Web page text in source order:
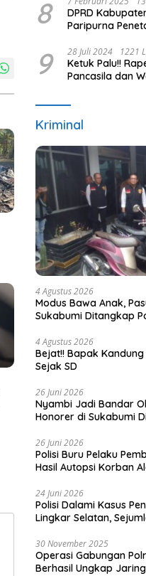
8
DPRD
Paripurna
Pejabat
9 28 Juli 2024 1221
Ketuk Palu!!
Pancasila dan
Kriminal
4 Agustus 2026
Modus Bawa Anak,
Sukabumi Ditangkap
4 Agustus 2026
Bejat!! Bapak
Sejak SD
26 Juni 2026
Nyambi Jadi Bandar
Honorer di Sukabumi
26 Juni 2026
Polisi Buru Pelaku
Hasil Autopsi Korban
24 Juni 2026
Polisi Dalami Kasus
Lingkar Selatan,
30 November 2025
Operasi Gabungan
Berhasil Ungkap